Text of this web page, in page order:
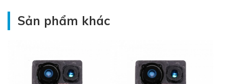
Sản phẩm khác